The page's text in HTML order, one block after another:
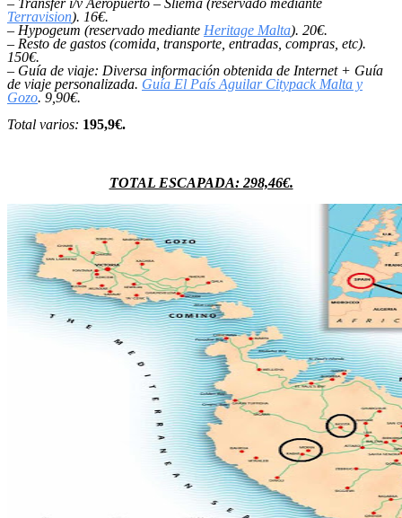
Terravision). 16€.
– Hypogeum (reservado mediante Heritage Malta). 20€.
– Resto de gastos (comida, transporte, entradas, compras, etc).
150€.
– Guía de viaje: Diversa información obtenida de Internet + Guía
de viaje personalizada. Guía El País Aguilar Citypack Malta y
Gozo. 9,90€.
Total varios: 195,9€.
TOTAL ESCAPADA: 298,46€.